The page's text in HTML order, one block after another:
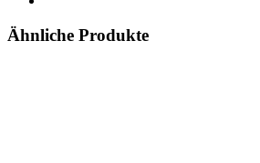
Ähnliche Produkte